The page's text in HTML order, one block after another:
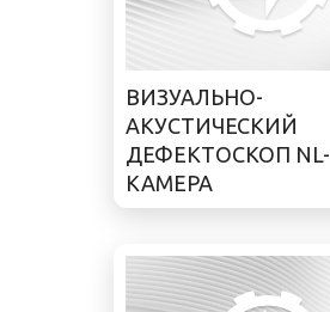
ВИЗУАЛЬНО-
АКУСТИЧЕСКИЙ
ДЕФЕКТОСКОП NL-
КАМЕРА